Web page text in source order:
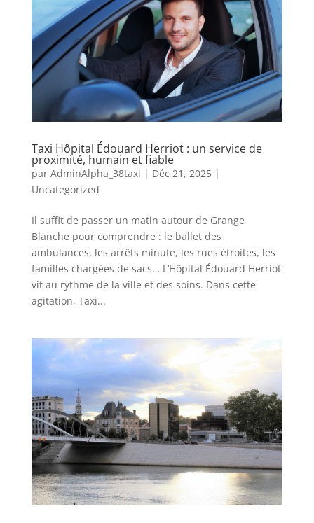
Taxi Hôpital Édouard Herriot : un service de
proximité, humain et fiable
par AdminAlpha_38taxi | Déc 21, 2025|
Uncategorized
Il suffit de passer un matin autour de Grange
Blanche pour comprendre : le ballet des
ambulances, les arrêts minute, les rues étroites, les
familles chargées de sacs… L’Hôpital Édouard Herriot
vit au rythme de la ville et des soins. Dans cette
agitation, Taxi...